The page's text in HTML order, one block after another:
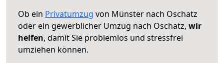
Ob ein Privatumzug von Münster nach Oschatz
oder ein gewerblicher Umzug nach Oschatz, wir
helfen, damit Sie problemlos und stressfrei
umziehen können.